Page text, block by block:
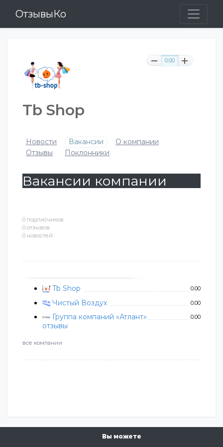
ОтзывыКо
0 подписчиков
0 отзывов
0 новостей
Tb Shop 0.00
Чистый Воздух 0.00
Группа компаний «Атлант»
отзывы
0.00
все компании
0.00
Tb Shop
Новости Вакансии
О компании
Отзывы
Поклонники
Вакансии компании
Вы можете